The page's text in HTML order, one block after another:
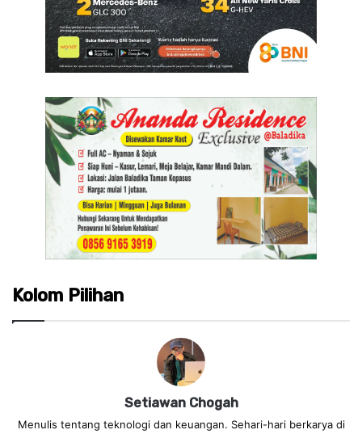
Kolom Pilihan
Setiawan Chogah
Menulis tentang teknologi dan keuangan. Sehari-hari berkarya di